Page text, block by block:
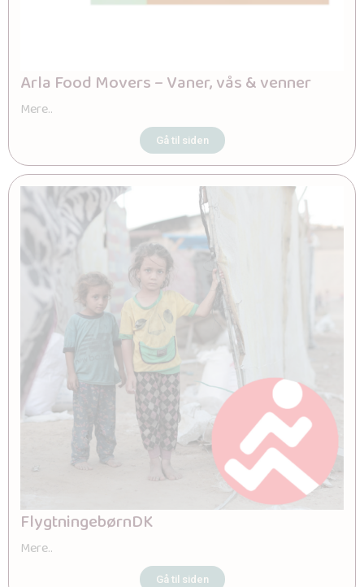
Arla Food Movers – Vaner, vås & venner
Mere..
Gå til siden
FlygtningebørnDK
Mere..
Gå til siden